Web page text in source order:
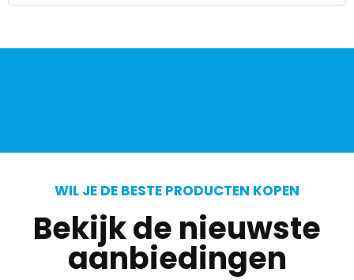
WIL JE DE BESTE PRODUCTEN KOPEN
Bekijk de nieuwste
aanbiedingen